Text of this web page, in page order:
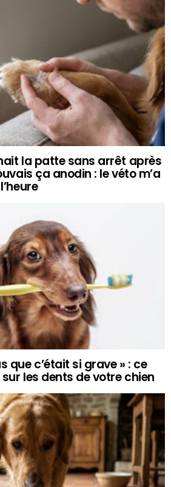
la patte sans arrêt après
ça anodin : le véto m’a
que c’était si grave » : ce
les dents de votre chien